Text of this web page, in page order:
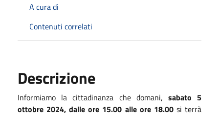
A cura di
Contenuti correlati
Descrizione
Informiamo la cittadinanza che domani, sabato 5
ottobre 2024, dalle ore 15.00 alle ore 18.00 si terrà